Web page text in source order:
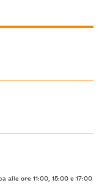
alle ore 11:00, 15:00 e 17:00